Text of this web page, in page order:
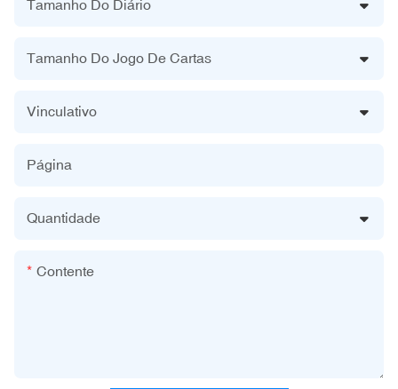
Tamanho Do Diário
Tamanho Do Jogo De Cartas
Vinculativo
Página
Quantidade
Contente